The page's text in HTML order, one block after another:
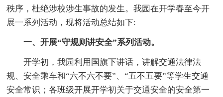
秩序，杜绝涉校涉生事故的发生。我园在开学春至今开
展一系列活动，现将活动总结如下:
一、开展“守规则讲安全”系列活动。
开学初，我园利用国旗下讲话，讲解交通法律法
规、安全乘车和“六不六不要”、“五不五要”等学生交通
安全常识；各班级开展开学初关于交通安全的安全第一